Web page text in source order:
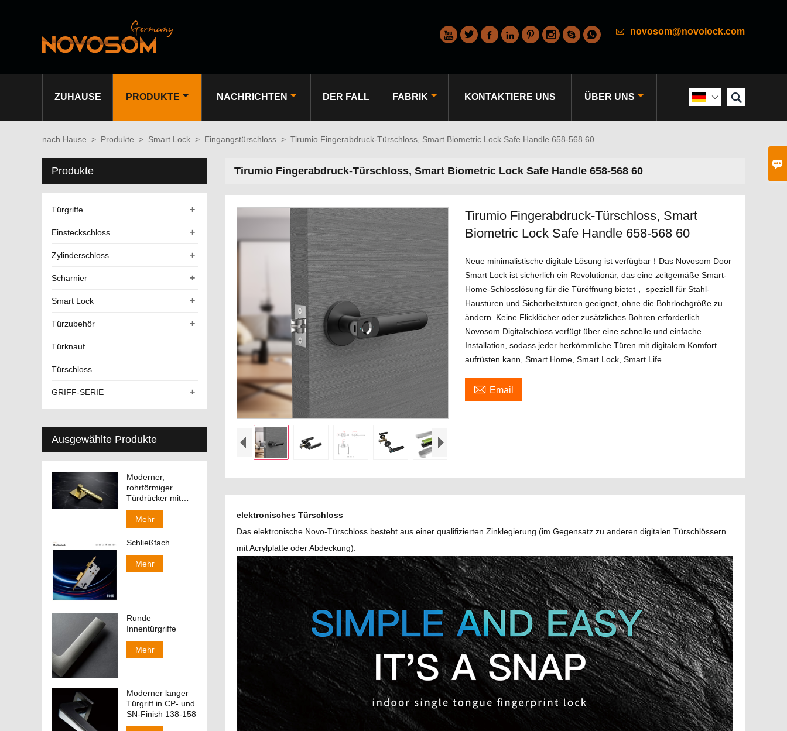

 novosom@novolock.com
       
 
ZUHAUSE PRODUKTE NACHRICHTEN DER FALL FABRIK KONTAKTIERE UNS ÜBER UNS
nach Hause > Produkte > Smart Lock > Eingangstürschloss > Tirumio Fingerabdruck-Türschloss, Smart Biometric Lock Safe Handle 658-568 60
Tirumio Fingerabdruck-Türschloss, Smart Biometric Lock Safe Handle 658-568 60
Tirumio Fingerabdruck-Türschloss, Smart
Biometric Lock Safe Handle 658-568 60
Neue minimalistische digitale Lösung ist verfügbar！Das Novosom Door
Smart Lock ist sicherlich ein Revolutionär, das eine zeitgemäße Smart-
Home-Schlosslösung für die Türöffnung bietet， speziell für Stahl-
Haustüren und Sicherheitstüren geeignet, ohne die Bohrlochgröße zu
ändern. Keine Flicklöcher oder zusätzliches Bohren erforderlich.
Novosom Digitalschloss verfügt über eine schnelle und einfache
Installation, sodass jeder herkömmliche Türen mit digitalem Komfort
aufrüsten kann, Smart Home, Smart Lock, Smart Life.
 Email
elektronisches Türschloss
Das elektronische Novo-Türschloss besteht aus einer qualifizierten Zinklegierung (im Gegensatz zu anderen digitalen Türschlössern
mit Acrylplatte oder Abdeckung).
Produkte
+
Türgriffe
+
Einsteckschloss
+
Zylinderschloss
+
Scharnier
+
Smart Lock
+
Türzubehör
Türknauf
Türschloss
+
GRIFF-SERIE
Ausgewählte Produkte
Moderner,
rohrförmiger
Türdrücker mit
austauschbarem
GriffMehr
Schließfach
Mehr
Runde
Innentürgriffe
Mehr
Moderner langer
Türgriff in CP- und
SN-Finish 138-158